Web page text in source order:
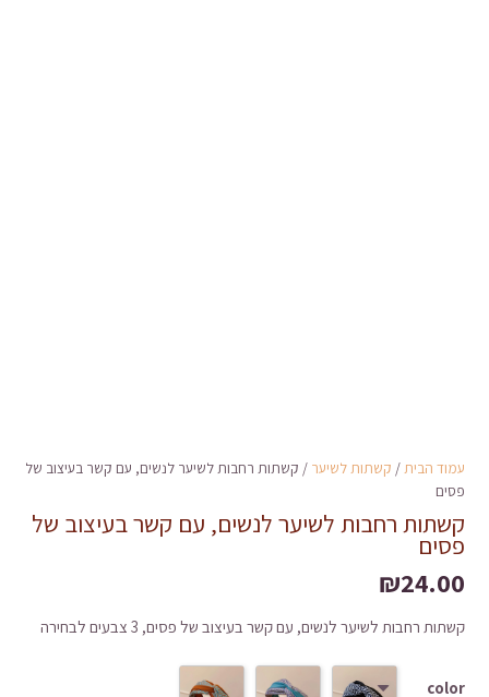
עמוד הבית / קשתות לשיער / קשתות רחבות לשיער לנשים, עם קשר בעיצוב של
פסים
קשתות רחבות לשיער לנשים, עם קשר בעיצוב של
פסים
₪24.00
קשתות רחבות לשיער לנשים, עם קשר בעיצוב של פסים, 3 צבעים לבחירה
color